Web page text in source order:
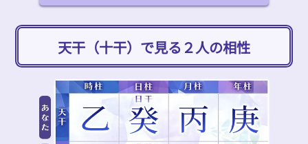
天干（十干）で見る２人の相性